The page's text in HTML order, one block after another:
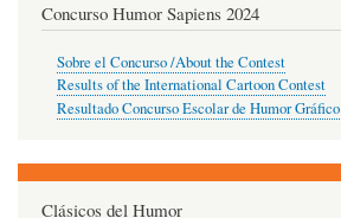
Concurso Humor Sapiens 2024
Sobre el Concurso /About the Contest
Results of the International Cartoon Contest
Resultado Concurso Escolar de Humor Gráfico
Clásicos del Humor